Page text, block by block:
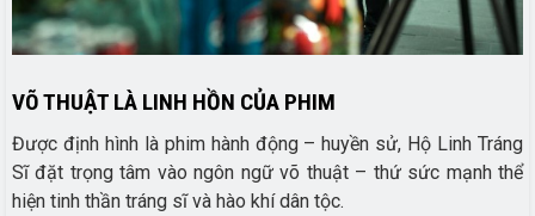
VÕ THUẬT LÀ LINH HỒN CỦA PHIM
Được định hình là phim hành động – huyền sử, Hộ Linh Tráng
Sĩ đặt trọng tâm vào ngôn ngữ võ thuật – thứ sức mạnh thể
hiện tinh thần tráng sĩ và hào khí dân tộc.